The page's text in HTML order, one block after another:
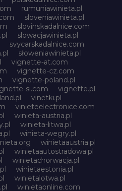
rumuniawinieta.pl
sloveniawinieta.pl
slovinskadalnice.com
slowacjawinieta.pl
svycarskadalnice.com
słoweniawinieta.pl
vignette-at.com
vignette-cz.com
vignette-poland.pl
si.com
vignette.pl
vinetki.pl
vinieteelectronice.com
winieta-austria.pl
winieta-litwa.pl
winieta-wegry.pl
winietaaustria.pl
winietaautostradowa.pl
winietachorwacja.pl
winietaestonia.pl
winietalotwa.pl
winietaonline.com